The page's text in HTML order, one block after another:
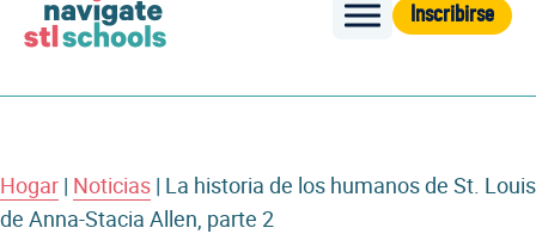
por
de
STL
Inscribirse
Hogar | Noticias | La historia de los humanos de St. Louis
de Anna-Stacia Allen, parte 2